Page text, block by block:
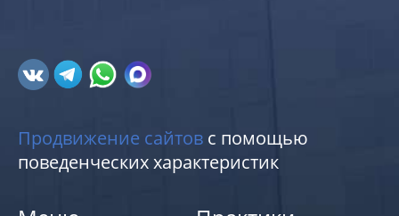
Продвижение сайтов с помощью
поведенческих характеристик